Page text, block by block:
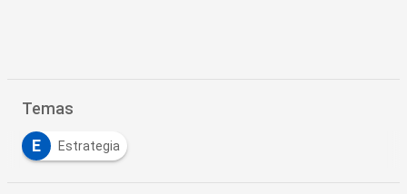
Temas
E Estrategia